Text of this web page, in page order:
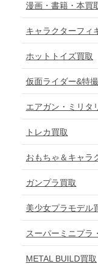
漫画・書籍・本買
キャラクターフィ
ホットトイズ買取
仮面ライダー&特
エアガン・ミリタ
トレカ買取
おもちゃ＆キャラ
ガンプラ買取
美少女プラモデル
スーパーミニプラ
METAL BUILD買取